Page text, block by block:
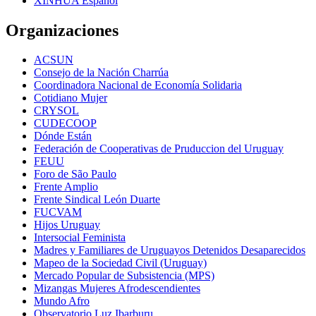
Organizaciones
ACSUN
Consejo de la Nación Charrúa
Coordinadora Nacional de Economía Solidaria
Cotidiano Mujer
CRYSOL
CUDECOOP
Dónde Están
Federación de Cooperativas de Pruduccion del Uruguay
FEUU
Foro de São Paulo
Frente Amplio
Frente Sindical León Duarte
FUCVAM
Hijos Uruguay
Intersocial Feminista
Madres y Familiares de Uruguayos Detenidos Desaparecidos
Mapeo de la Sociedad Civil (Uruguay)
Mercado Popular de Subsistencia (MPS)
Mizangas Mujeres Afrodescendientes
Mundo Afro